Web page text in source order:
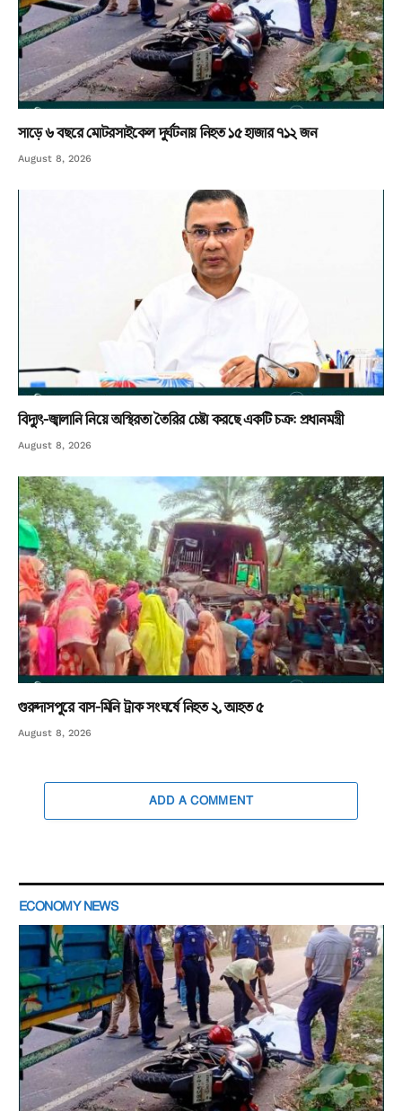
সাড়ে ৬ বছরে মোটরসাইকেল দুর্ঘটনায় নিহত ১৫ হাজার ৭১২ জন
August 8, 2026
বিদ্যুৎ-জ্বালানি নিয়ে অস্থিরতা তৈরির চেষ্টা করছে একটি চক্র: প্রধানমন্ত্রী
August 8, 2026
গুরুদাসপুরে বাস-মিনি ট্রাক সংঘর্ষে নিহত ২, আহত ৫
August 8, 2026
ADD A COMMENT
ECONOMY NEWS